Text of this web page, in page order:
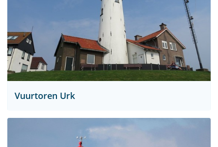
Vuurtoren Urk